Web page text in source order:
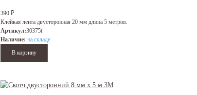
390 ₽
Клейкая лента двусторонная 20 мм длина 5 метров.
Артикул:30375t
Наличие: на складе